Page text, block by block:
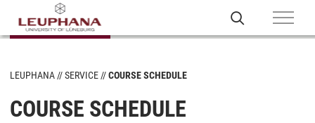
LEUPHANA SERVICE COURSE SCHEDULE
COURSE SCHEDULE